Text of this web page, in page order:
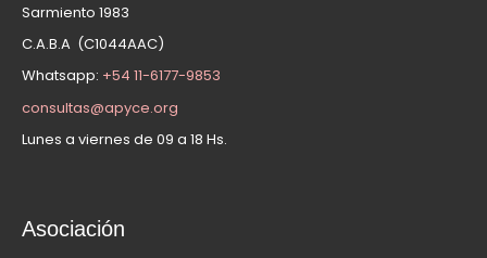
Sarmiento 1983
C.A.B.A (C1044AAC)
Whatsapp: +54 11-6177-9853
consultas@apyce.org
Lunes a viernes de 09 a 18 Hs.
Asociación